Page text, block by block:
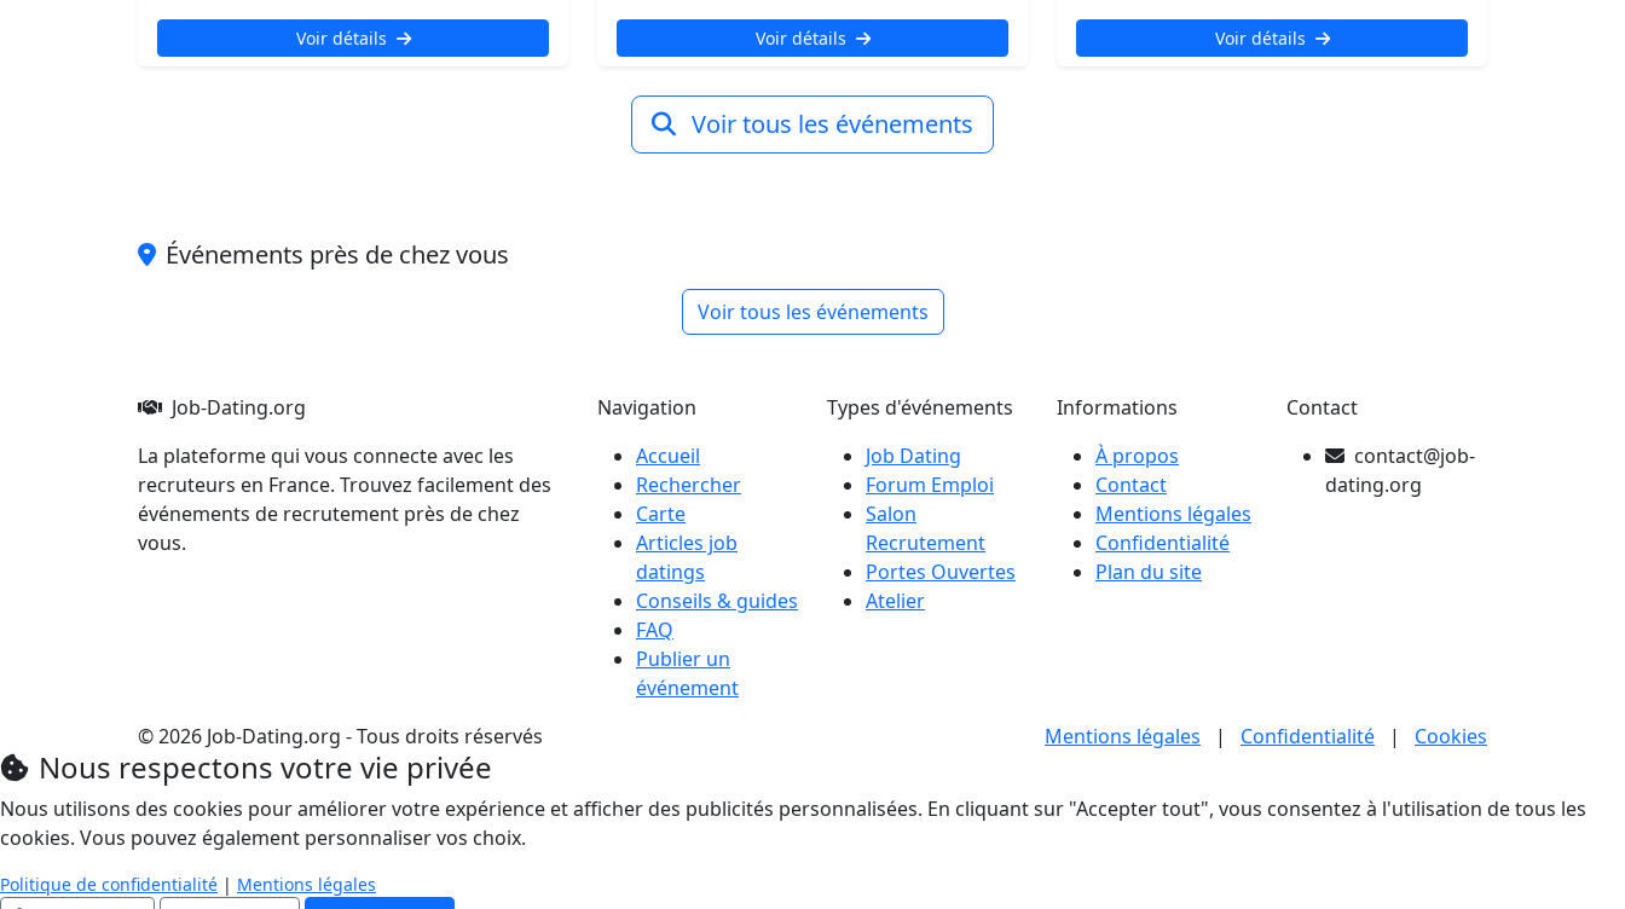
Voir détails Voir détails Voir détails
Voir tous les événements
Événements près de chez vous
Voir tous les événements
Job-Dating.org
La plateforme qui vous connecte avec les
recruteurs en France. Trouvez facilement des
événements de recrutement près de chez
vous.
Navigation
Accueil
Rechercher
Carte
Articles job
datings
Conseils & guides
FAQ
Publier un
événement
Types d'événements
Job Dating
Forum Emploi
Salon
Recrutement
Portes Ouvertes
Atelier
Informations
À propos
Contact
Mentions légales
Confidentialité
Plan du site
Contact
contact@job-
dating.org
© 2026 Job-Dating.org - Tous droits réservés Mentions légales | Confidentialité | Cookies
Nous respectons votre vie privée
Nous utilisons des cookies pour améliorer votre expérience et afficher des publicités personnalisées. En cliquant sur "Accepter tout", vous consentez à l'utilisation de tous les
cookies. Vous pouvez également personnaliser vos choix.
Politique de confidentialité | Mentions légales